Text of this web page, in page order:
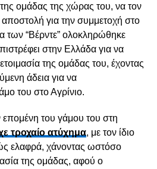
ομάδας της χώρας του, να τον
για την συμμετοχή στο
των “Βέρντε” ολοκληρώθηκε
στην Ελλάδα για να
της ομάδας του, έχοντας
άδεια για να
του στο Αγρίνιο.
επομένη του γάμου του στη
τροχαίο ατύχημα, με τον ίδιο
ελαφρά, χάνοντας ωστόσο
της ομάδας, αφού ο